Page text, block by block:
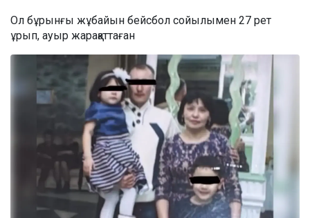
Ол бұрынғы жұбайын бейсбол сойылымен 27 рет
ұрып, ауыр жарақаттаған